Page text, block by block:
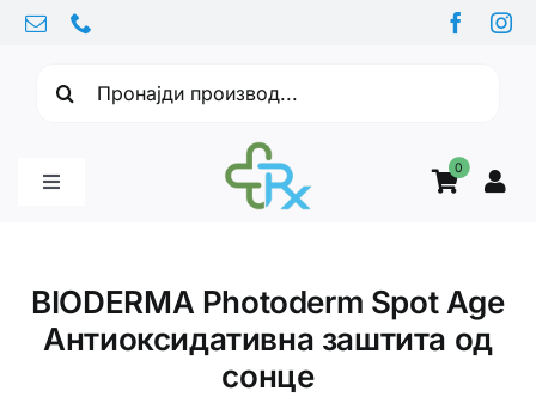
Skip
content
0
Toggle
Витамини
BIODERMA Photoderm Spot Age
Антиоксидативна заштита од
сонце